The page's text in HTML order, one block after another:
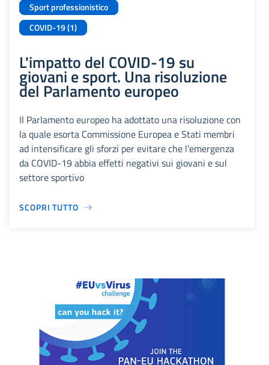
Sport professionistico
COVID-19 (1)
L'impatto del COVID-19 su
giovani e sport. Una risoluzione
del Parlamento europeo
Il Parlamento europeo ha adottato una risoluzione con
la quale esorta Commissione Europea e Stati membri
ad intensificare gli sforzi per evitare che l’emergenza
da COVID-19 abbia effetti negativi sui giovani e sul
settore sportivo
SCOPRI TUTTO